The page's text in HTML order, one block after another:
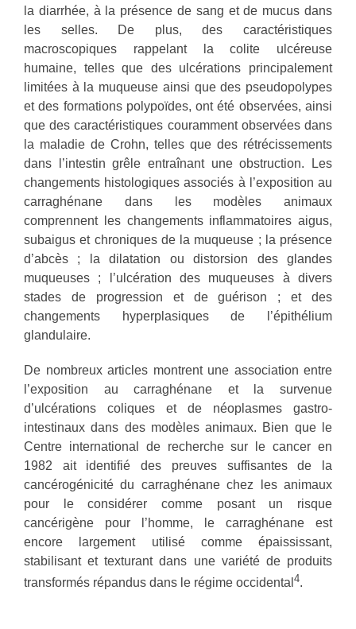
la diarrhée, à la présence de sang et de mucus dans
les selles. De plus, des caractéristiques
macroscopiques rappelant la colite ulcéreuse
humaine, telles que des ulcérations principalement
limitées à la muqueuse ainsi que des pseudopolypes
et des formations polypoïdes, ont été observées, ainsi
que des caractéristiques couramment observées dans
la maladie de Crohn, telles que des rétrécissements
dans l’intestin grêle entraînant une obstruction. Les
changements histologiques associés à l’exposition au
carraghénane dans les modèles animaux
comprennent les changements inflammatoires aigus,
subaigus et chroniques de la muqueuse ; la présence
d’abcès ; la dilatation ou distorsion des glandes
muqueuses ; l’ulcération des muqueuses à divers
stades de progression et de guérison ; et des
changements hyperplasiques de l’épithélium
glandulaire.
De nombreux articles montrent une association entre
l’exposition au carraghénane et la survenue
d’ulcérations coliques et de néoplasmes gastro-
intestinaux dans des modèles animaux. Bien que le
Centre international de recherche sur le cancer en
1982 ait identifié des preuves suffisantes de la
cancérogénicité du carraghénane chez les animaux
pour le considérer comme posant un risque
cancérigène pour l’homme, le carraghénane est
encore largement utilisé comme épaississant,
stabilisant et texturant dans une variété de produits
transformés répandus dans le régime occidental 4.